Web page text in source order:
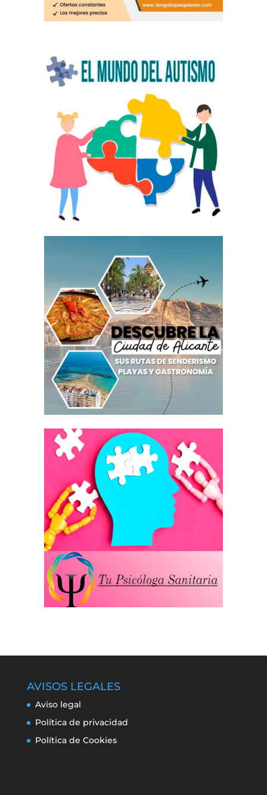
AVISOS LEGALES
Aviso legal
Política de privacidad
Política de Cookies